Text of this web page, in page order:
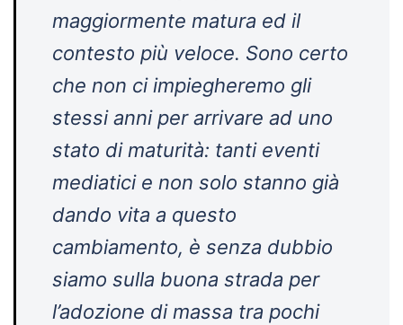
maggiormente matura ed il
contesto più veloce. Sono certo
che non ci impiegheremo gli
stessi anni per arrivare ad uno
stato di maturità: tanti eventi
mediatici e non solo stanno già
dando vita a questo
cambiamento, è senza dubbio
siamo sulla buona strada per
l’adozione di massa tra pochi